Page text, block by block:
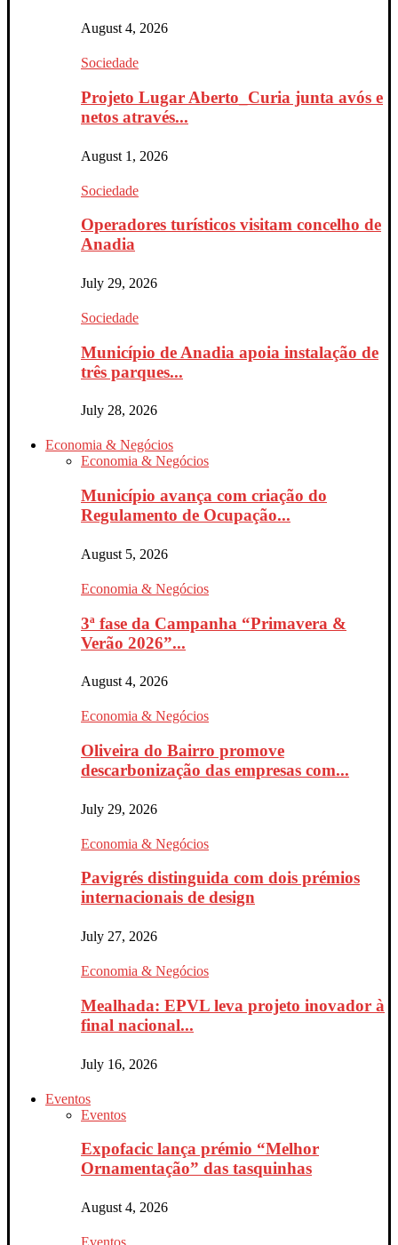
August 4, 2026
Sociedade
Projeto Lugar Aberto_Curia junta avós e
netos através...
August 1, 2026
Sociedade
Operadores turísticos visitam concelho de
Anadia
July 29, 2026
Sociedade
Município de Anadia apoia instalação de
três parques...
July 28, 2026
Economia & Negócios
Economia & Negócios
Município avança com criação do
Regulamento de Ocupação...
August 5, 2026
Economia & Negócios
3ª fase da Campanha “Primavera &
Verão 2026”...
August 4, 2026
Economia & Negócios
Oliveira do Bairro promove
descarbonização das empresas com...
July 29, 2026
Economia & Negócios
Pavigrés distinguida com dois prémios
internacionais de design
July 27, 2026
Economia & Negócios
Mealhada: EPVL leva projeto inovador à
final nacional...
July 16, 2026
Eventos
Eventos
Expofacic lança prémio “Melhor
Ornamentação” das tasquinhas
August 4, 2026
Eventos